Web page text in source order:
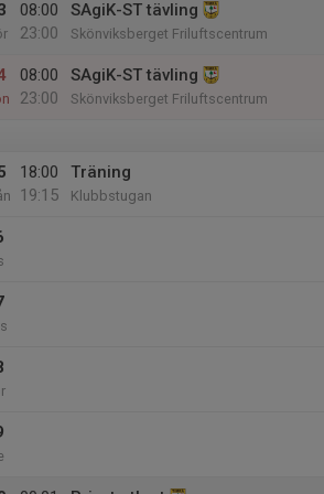
08:00
23:00
SAgiK-ST tävling
Skönviksberget Friluftscentrum
08:00
23:00
SAgiK-ST tävling
Skönviksberget Friluftscentrum
18:00
19:15
Träning
Klubbstugan